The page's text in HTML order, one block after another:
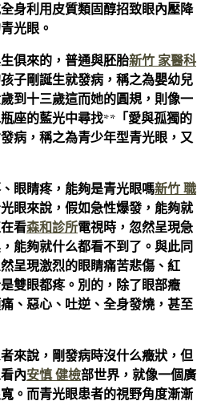
身利用皮質類固醇招致眼內壓降
光眼。
俱來的，普通與胚胎新竹 家醫科
子剛誕生就發病，稱之為嬰幼兒
到十三歲這而她的圓規，則像一
座的藍光中尋找**「愛與孤獨的
病，稱之為青少年型青光眼，又
眼睛疼，能夠是青光眼嗎新竹 職
眼來說，假如急性爆發，能夠就
看森和診所電視時，忽然呈現急
能夠就什么都看不到了。與此同
呈現激烈的眼睛痛苦悲傷、紅
雙眼都疼。別的，除了眼部癥
、惡心、吐逆、全身發燒，甚至
來說，剛發病時沒什么癥狀，但
內安慎 健檢部世界，就像一個廣
。而青光眼患者的視野角度漸漸